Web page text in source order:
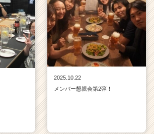
2025.10.22
メンバー懇親会第2弾！